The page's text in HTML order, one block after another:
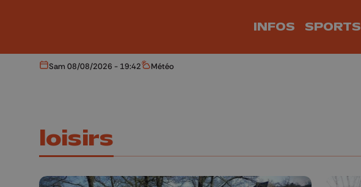
INFOS SPORTS
Aujourd'hui
Sam 08/08/2026 - 19:42 Météo
Météo
loisirs